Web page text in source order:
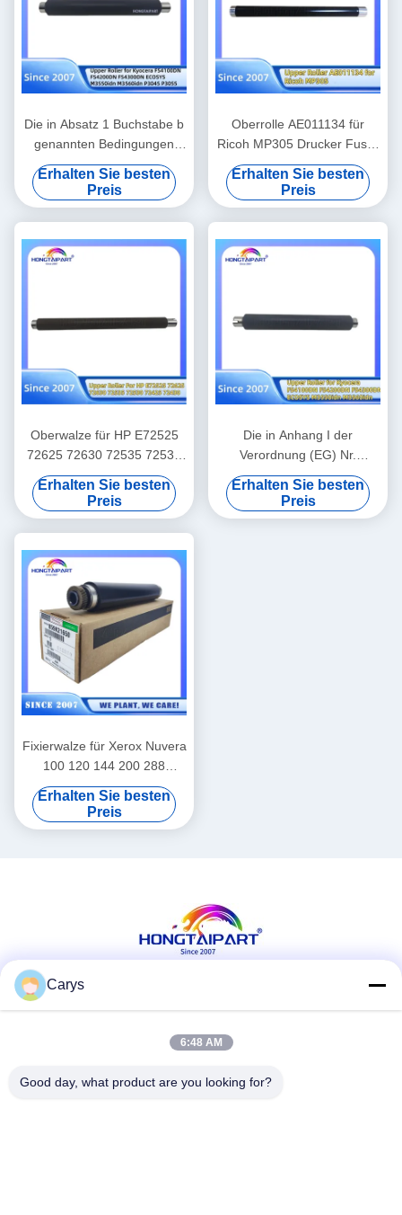
Die in Absatz 1 Buchstabe b
genannten Bedingungen
gelten für die in Absatz 1
Buchstabe b genannten
Produkte.
Erhalten Sie besten
Preis
Oberrolle AE011134 für
Ricoh MP305 Drucker Fuser
Heizrolle Bürobedarf
Erhalten Sie besten
Preis
Oberwalze für HP E72525
72625 72630 72535 72530
72425 72430 Fuser Heat
Roller Bürobedarf
Erhalten Sie besten
Preis
Die in Anhang I der
Verordnung (EG) Nr.
715/2009 aufgeführten
Anforderungen gelten nicht
für die Verwendung von
Erhalten Sie besten
Preis
Fixierwalze für Xerox Nuvera
100 120 144 200 288
059K58953 059K58957
59K58953 059K58954
Heizwalze 059K58955
Erhalten Sie besten
Preis
Schnelle Kontaktaufnahme
Carys
6:48 AM
Good day, what product are you looking for?